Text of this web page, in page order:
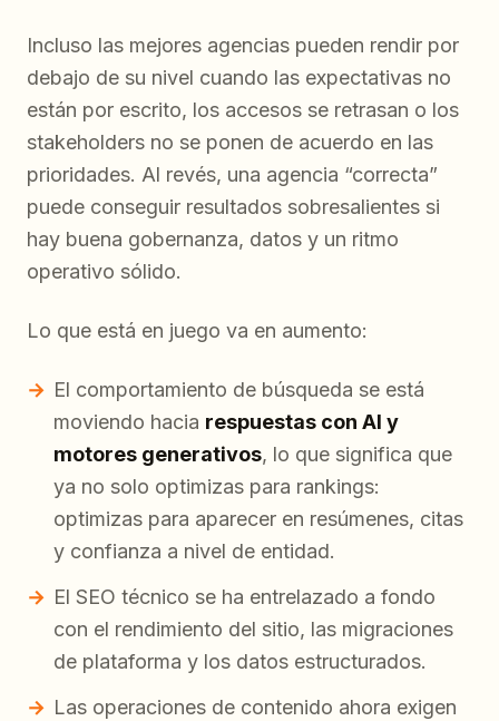
Incluso las mejores agencias pueden rendir por
debajo de su nivel cuando las expectativas no
están por escrito, los accesos se retrasan o los
stakeholders no se ponen de acuerdo en las
prioridades. Al revés, una agencia “correcta”
puede conseguir resultados sobresalientes si
hay buena gobernanza, datos y un ritmo
operativo sólido.
Lo que está en juego va en aumento:
El comportamiento de búsqueda se está
moviendo hacia respuestas con AI y
motores generativos, lo que significa que
ya no solo optimizas para rankings:
optimizas para aparecer en resúmenes, citas
y confianza a nivel de entidad.
El SEO técnico se ha entrelazado a fondo
con el rendimiento del sitio, las migraciones
de plataforma y los datos estructurados.
Las operaciones de contenido ahora exigen